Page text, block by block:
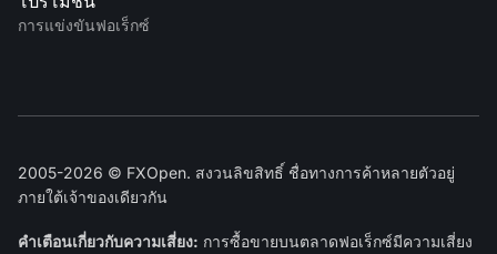
การแข่งขันฟอเร็กซ์
2005-2026 © FXOpen. สงวนลิขสิทธิ์ ชื่อทางการค้าหลายตัวอยู่
ภายใต้เจ้าของเดียวกัน
คำเตือนเกี่ยวกับความเสี่ยง: การซื้อขายบนตลาดฟอเร็กซ์มีความเสี่ยง